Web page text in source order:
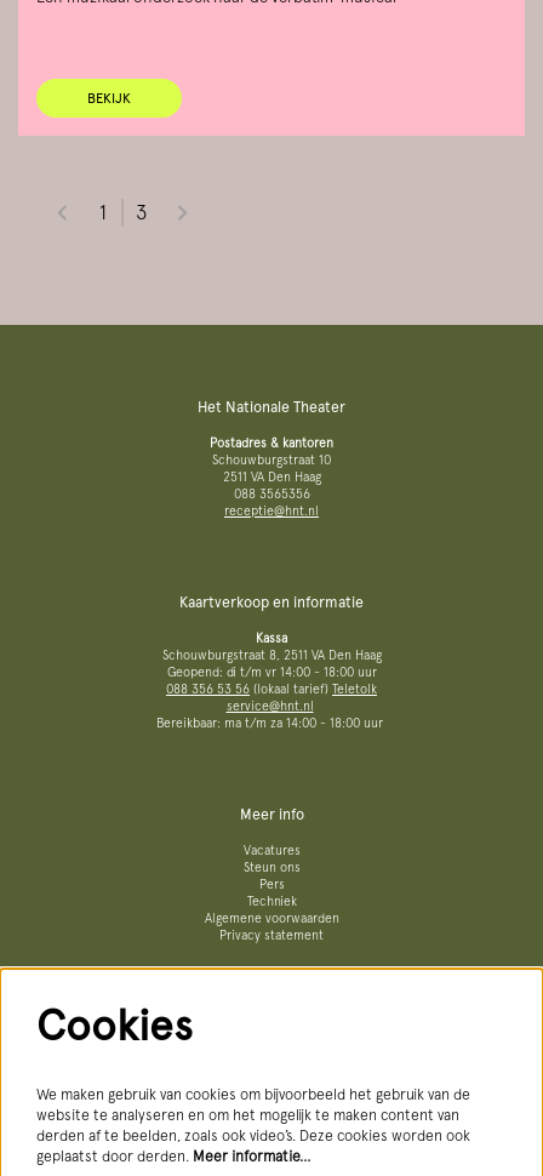
BEKIJK
1 3
Het Nationale Theater
Postadres & kantoren
Schouwburgstraat 10
2511 VA Den Haag
088 3565356
receptie@hnt.nl
Kaartverkoop en informatie
Kassa
Schouwburgstraat 8, 2511 VA Den Haag
Geopend: di t/m vr 14:00 - 18:00 uur
088 356 53 56 (lokaal tarief) Teletolk
service@hnt.nl
Bereikbaar: ma t/m za 14:00 - 18:00 uur
Meer info
Vacatures
Steun ons
Pers
Techniek
Algemene voorwaarden
Privacy statement
Cookies
We maken gebruik van cookies om bijvoorbeeld het gebruik van de
website te analyseren en om het mogelijk te maken content van
derden af te beelden, zoals ook video’s. Deze cookies worden ook
geplaatst door derden. Meer informatie…